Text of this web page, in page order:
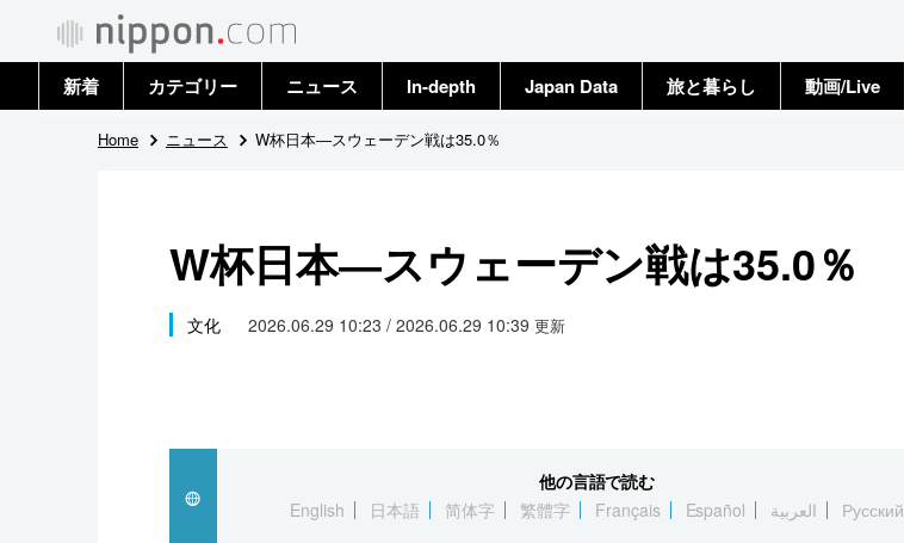
新着 カテゴリー
政治・外交
国際
科学・技術
暮らし
ニュース
トップ
In-depth Japan Data 旅と暮らし 動画/Live
Home ニュース W杯日本―スウェーデン戦は35.0％
W杯日本―スウェーデン戦は35.0％
文化 2026.06.29 10:23 / 2026.06.29 10:39 更新
他の言語で読む
English
日本語 简体字 繁體字 Français Español العربية Русский